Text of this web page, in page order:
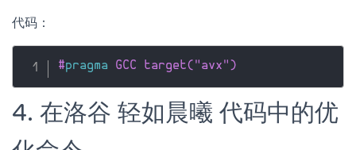
代码：
#pragma GCC target("avx")
4. 在洛谷 轻如晨曦 代码中的优